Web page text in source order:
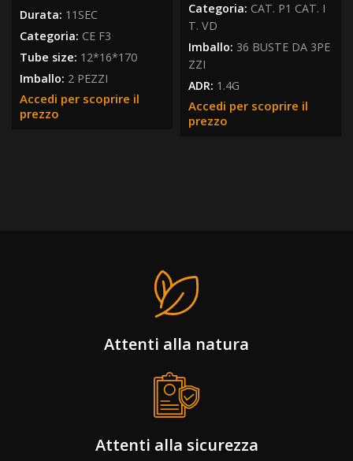
Durata: 11SEC
Categoria: CE F3
Tube size: 12*16*170
Imballo: 2 PEZZI
Accedi per scoprire il
prezzo
Categoria: CAT. P1 CAT. I
T. VD
Imballo: 36 BUSTE DA 3PE
ZZI
ADR: 1.4G
Accedi per scoprire il
prezzo
Attenti alla natura
Attenti alla sicurezza